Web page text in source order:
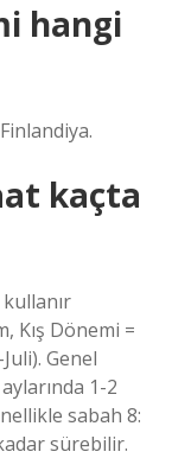
hangi
kaçta
Kış Dönemi =
Genel
1-2
sabah 8:
sürebilir.